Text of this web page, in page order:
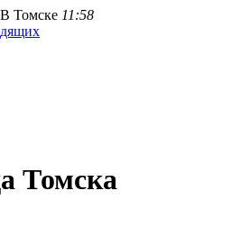
В Томске 11:58
Томска